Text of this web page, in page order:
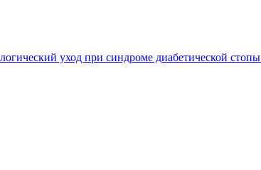
уход при синдроме диабетической стопы